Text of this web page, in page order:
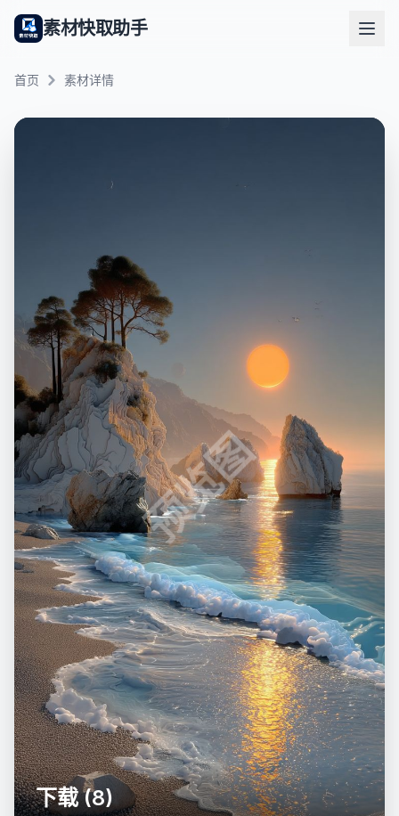
素材快取助手
首页 素材详情
预览图
下载 (8)